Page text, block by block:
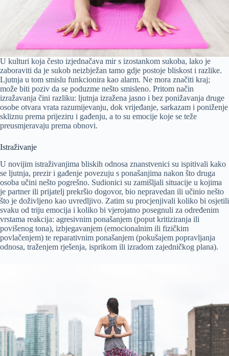
U kulturi koja često izjednačava mir s izostankom sukoba, lako je
zaboraviti da je sukob neizbježan tamo gdje postoje bliskost i razlike.
Ljutnja u tom smislu funkcionira kao alarm. Ne mora značiti kraj;
može biti poziv da se poduzme nešto smisleno. Pritom način
izražavanja čini razliku: ljutnja izražena jasno i bez ponižavanja druge
osobe otvara vrata razumijevanju, dok vrijeđanje, sarkazam i poniženje
skliznu prema prijeziru i gađenju, a to su emocije koje se teže
preusmjeravaju prema obnovi.
Istraživanje
U novijim istraživanjima bliskih odnosa znanstvenici su ispitivali kako
se ljutnja, prezir i gađenje povezuju s ponašanjima nakon što druga
osoba učini nešto pogrešno. Sudionici su zamišljali situacije u kojima
je partner ili prijatelj prekršio dogovor, bio nepravedan ili učinio nešto
što je doživljeno kao uvredljivo. Zatim su procjenjivali koliko bi osjetili
svaku od triju emocija i koliko bi vjerojatno posegnuli za određenim
vrstama reakcija: agresivnim ponašanjem (poput kritiziranja ili
povišenog tona), izbjegavanjem (emocionalnim ili fizičkim
povlačenjem) te reparativnim ponašanjem (pokušajem popravljanja
odnosa, traženjem rješenja, isprikom ili izradom zajedničkog plana).